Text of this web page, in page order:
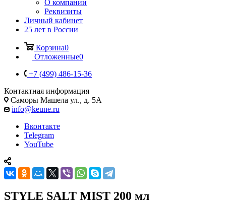
О компании
Реквизиты
Личный кабинет
25 лет в России
Корзина0
Отложенные0
+7 (499) 486-15-36
Контактная информация
Саморы Машела ул., д. 5А
info@keune.ru
Вконтакте
Telegram
YouTube
STYLE SALT MIST 200 мл